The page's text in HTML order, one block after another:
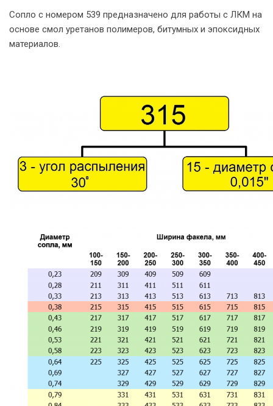
Сопло с номером 539 предназначено для работы с ЛКМ на
основе смол уретанов полимеров, битумных и эпоксидных
материалов.